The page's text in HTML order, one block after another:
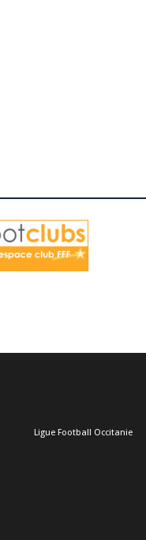
Ligue Football Occitanie